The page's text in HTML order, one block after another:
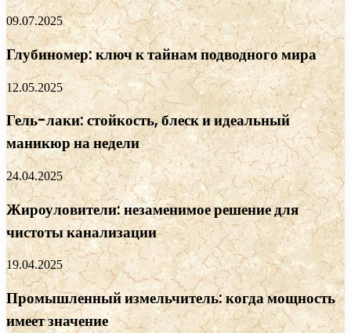
09.07.2025
Глубиномер: ключ к тайнам подводного мира
12.05.2025
Гель-лаки: стойкость, блеск и идеальный
маникюр на недели
24.04.2025
Жироуловители: незаменимое решение для
чистоты канализации
19.04.2025
Промышленный измельчитель: когда мощность
имеет значение